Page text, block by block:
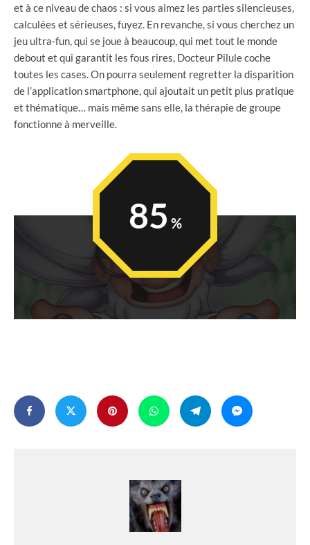
et à ce niveau de chaos : si vous aimez les parties silencieuses,
calculées et sérieuses, fuyez. En revanche, si vous cherchez un
jeu ultra‑fun, qui se joue à beaucoup, qui met tout le monde
debout et qui garantit les fous rires, Docteur Pilule coche
toutes les cases. On pourra seulement regretter la disparition
de l’application smartphone, qui ajoutait un petit plus pratique
et thématique… mais même sans elle, la thérapie de groupe
fonctionne à merveille.
85